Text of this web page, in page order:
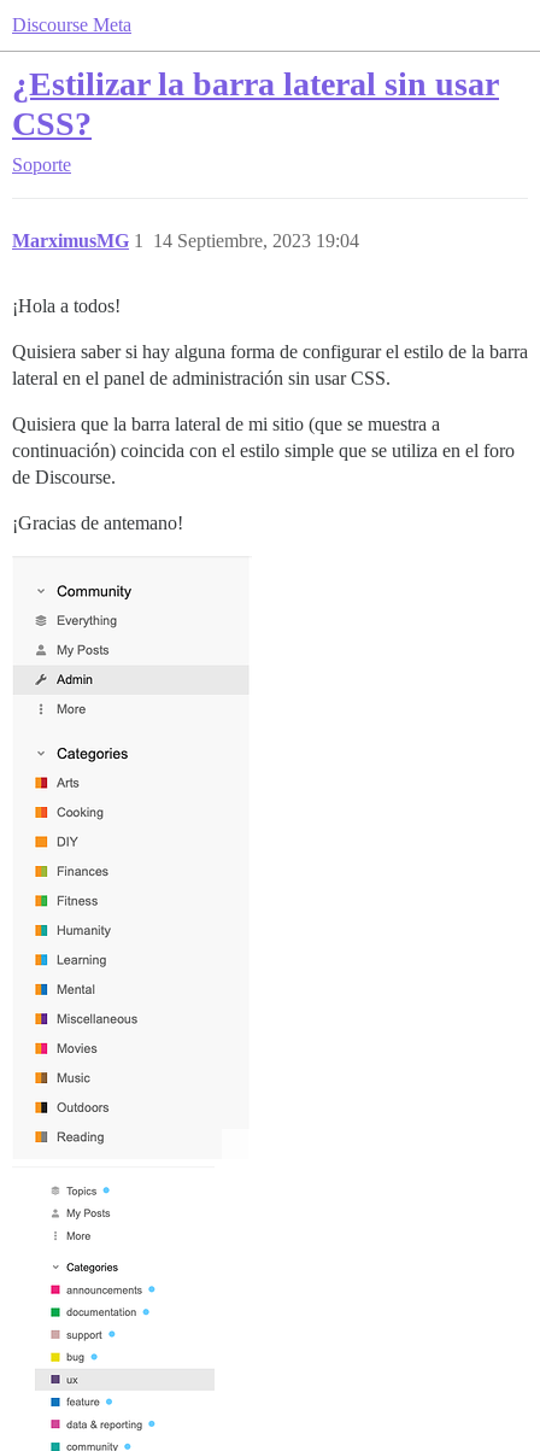
Discourse Meta
¿Estilizar la barra lateral sin usar
CSS?
Soporte
MarximusMG 14 Septiembre, 2023 19:04
1
¡Hola a todos!
Quisiera saber si hay alguna forma de configurar el estilo de la barra
lateral en el panel de administración sin usar CSS.
Quisiera que la barra lateral de mi sitio (que se muestra a
continuación) coincida con el estilo simple que se utiliza en el foro
de Discourse.
¡Gracias de antemano!